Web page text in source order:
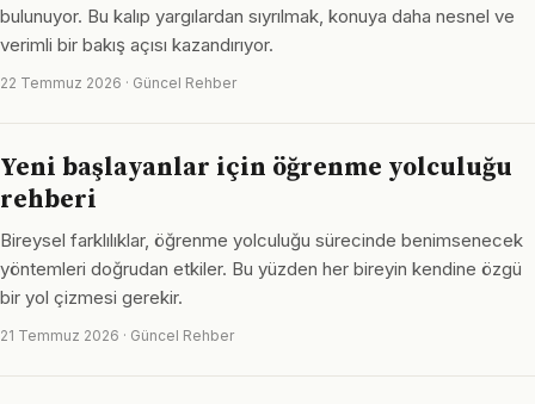
bulunuyor. Bu kalıp yargılardan sıyrılmak, konuya daha nesnel ve
verimli bir bakış açısı kazandırıyor.
22 Temmuz 2026 · Güncel Rehber
Yeni başlayanlar için öğrenme yolculuğu
rehberi
Bireysel farklılıklar, öğrenme yolculuğu sürecinde benimsenecek
yöntemleri doğrudan etkiler. Bu yüzden her bireyin kendine özgü
bir yol çizmesi gerekir.
21 Temmuz 2026 · Güncel Rehber